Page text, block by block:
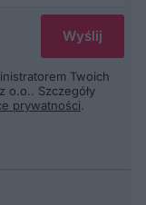
Twoich
o.o.. Szczegóły
prywatności.